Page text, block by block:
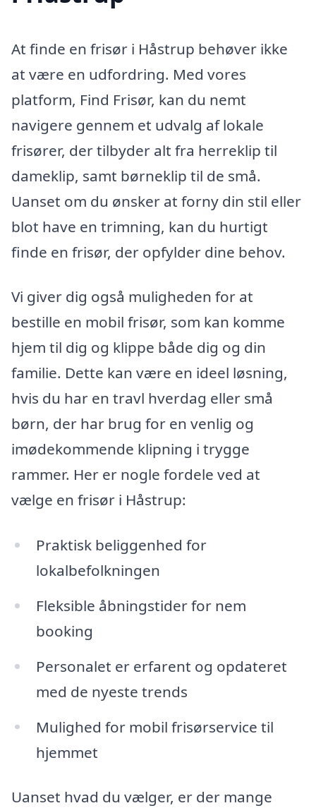
At finde en frisør i Håstrup behøver ikke
at være en udfordring. Med vores
platform, Find Frisør, kan du nemt
navigere gennem et udvalg af lokale
frisører, der tilbyder alt fra herreklip til
dameklip, samt børneklip til de små.
Uanset om du ønsker at forny din stil eller
blot have en trimning, kan du hurtigt
finde en frisør, der opfylder dine behov.
Vi giver dig også muligheden for at
bestille en mobil frisør, som kan komme
hjem til dig og klippe både dig og din
familie. Dette kan være en ideel løsning,
hvis du har en travl hverdag eller små
børn, der har brug for en venlig og
imødekommende klipning i trygge
rammer. Her er nogle fordele ved at
vælge en frisør i Håstrup:
Praktisk beliggenhed for
lokalbefolkningen
Fleksible åbningstider for nem
booking
Personalet er erfarent og opdateret
med de nyeste trends
Mulighed for mobil frisørservice til
hjemmet
Uanset hvad du vælger, er der mange